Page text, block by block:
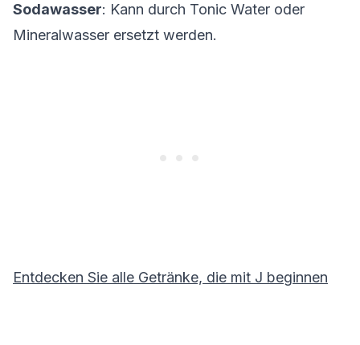
Sodawasser: Kann durch Tonic Water oder
Mineralwasser ersetzt werden.
Entdecken Sie alle Getränke, die mit J beginnen